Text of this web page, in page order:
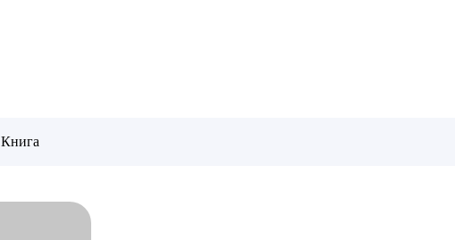
Книга